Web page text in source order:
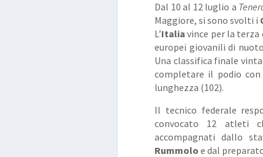
Dal 10 al 12 luglio a
Maggiore, si sono svolti i
L’Italia vince per la terza
europei giovanili di
Una classifica finale
completare il podio
lunghezza (102).
Il tecnico federale
convocato 12 atleti
accompagnati dallo
Rummolo e dal